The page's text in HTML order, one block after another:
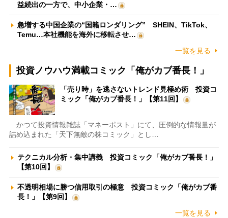
益続出の一方で、中小企業・…
急増する中国企業の“国籍ロンダリング” SHEIN、TikTok、
Temu…本社機能を海外に移転させ…
一覧を見る
投資ノウハウ満載コミック「俺がカブ番長！」
「売り時」を逃さないトレンド見極め術 投資コ
ミック「俺がカブ番長！」【第11回】
かつて投資情報雑誌「マネーポスト」にて、圧倒的な情報量が
詰め込まれた「天下無敵の株コミック」とし…
テクニカル分析・集中講義 投資コミック「俺がカブ番長！」
【第10回】
不透明相場に勝つ信用取引の極意 投資コミック「俺がカブ番
長！」【第9回】
一覧を見る